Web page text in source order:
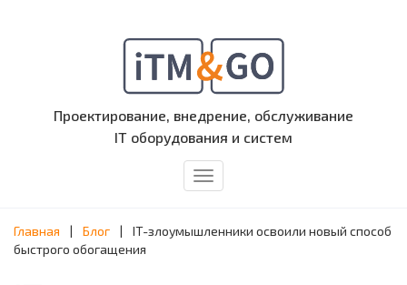
Проектирование, внедрение, обслуживание
IT оборудования и систем
Меню
Главная | Блог |
IT-злоумышленники освоили новый способ
быстрого обогащения